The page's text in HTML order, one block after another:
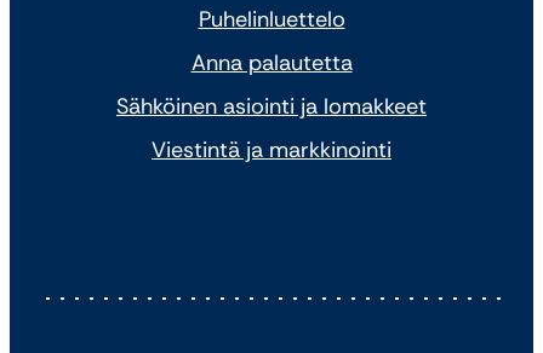
Puhelinluettelo
Anna palautetta
Sähköinen asiointi ja lomakkeet
Viestintä ja markkinointi